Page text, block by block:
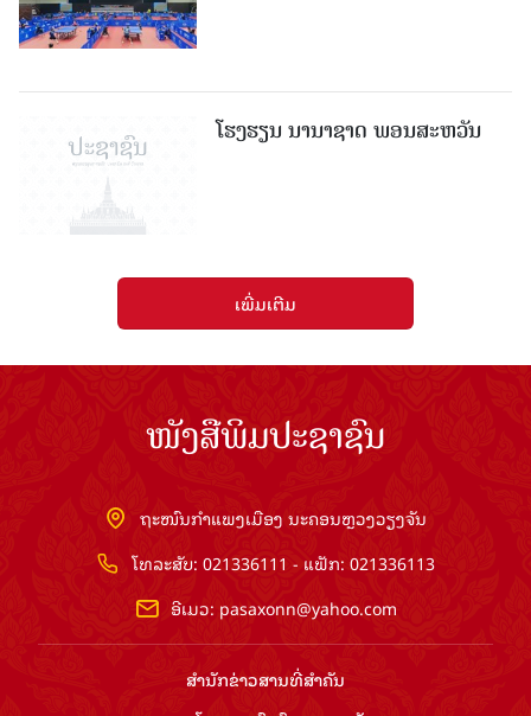
ໂຮງຮຽນ ນານາຊາດ ພອນສະຫວັນ
ເພີ່ມເຕີມ
ໜັງສືພິມປະຊາຊົນ
ຖະໜົນກຳແພງເມືອງ ນະຄອນຫຼວງວຽງຈັນ
ໂທລະສັບ: 021336111 - ແຟັກ: 021336113
ອີເມວ: pasaxonn@yahoo.com
ສຳ​ນັກ​ຂ່າວ​ສານ​ທີ່​ສຳ​ຄັນ​